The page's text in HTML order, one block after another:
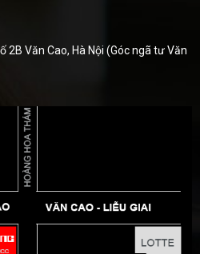
2B Văn Cao, Hà Nội (Góc ngã tư Văn